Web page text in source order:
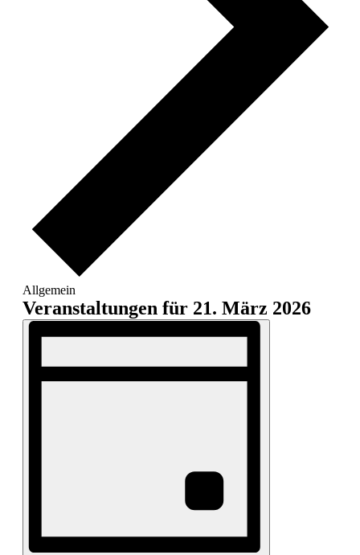
Allgemein
Veranstaltungen für 21. März 2026
Ansichten-
Veranstaltung
Navigation